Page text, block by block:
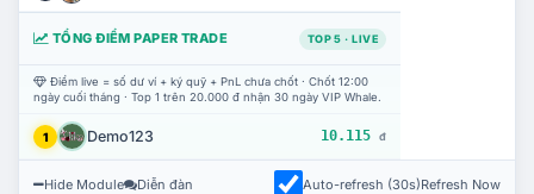
TỔNG ĐIỂM PAPER TRADE TOP 5 · LIVE
Điểm live = số dư ví + ký quỹ + PnL chưa chốt · Chốt 12:00
ngày cuối tháng · Top 1 trên 20.000 đ nhận 30 ngày VIP Whale.
1 Demo123 10.115 đ
Hide Module Diễn đàn Auto-refresh (30s)Refresh Now